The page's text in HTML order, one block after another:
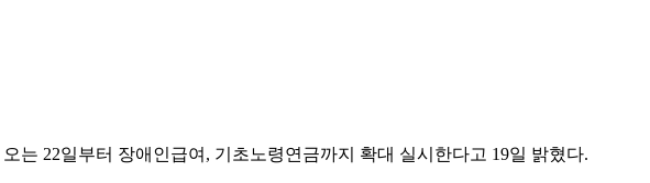
는 22일부터 장애인급여, 기초노령연금까지 확대 실시한다고 19일 밝혔다.